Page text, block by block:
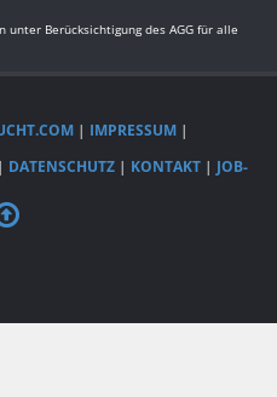
Berücksichtigung des AGG für alle
| IMPRESSUM |
| DATENSCHUTZ | KONTAKT | JOB-